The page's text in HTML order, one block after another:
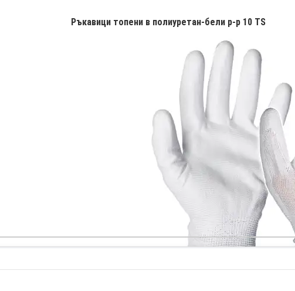
Ръкавици топени в полиуретан-бели р-р 10 TS